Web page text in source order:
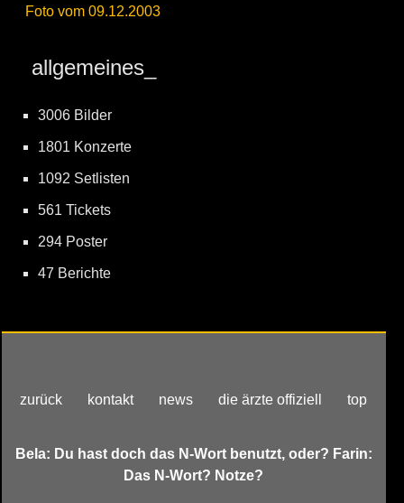
Foto vom 09.12.2003
allgemeines_
3006 Bilder
1801 Konzerte
1092 Setlisten
561 Tickets
294 Poster
47 Berichte
zurück kontakt news die ärzte offiziell top
Bela: Du hast doch das N-Wort benutzt, oder? Farin:
Das N-Wort? Notze?